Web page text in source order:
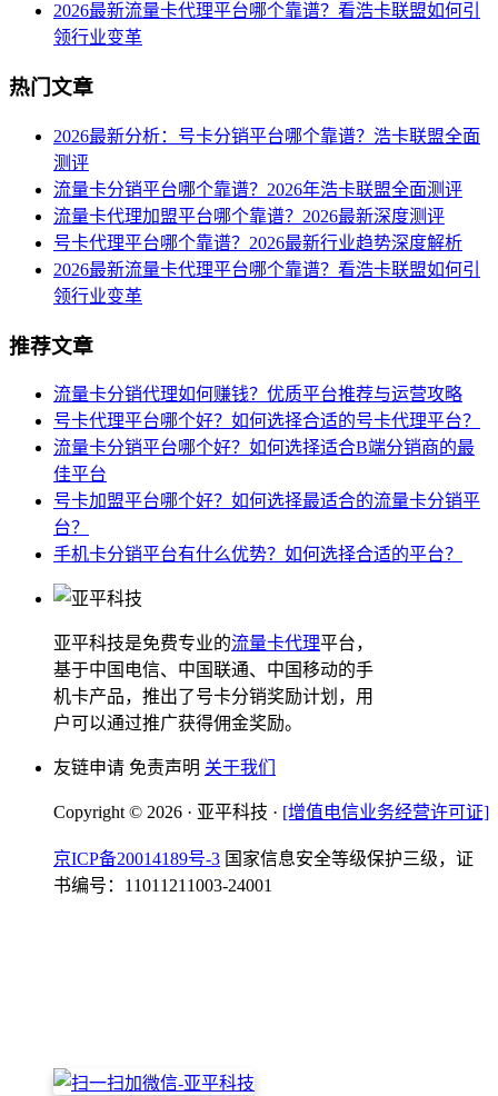
2026最新流量卡代理平台哪个靠谱？看浩卡联盟如何引
领行业变革
热门文章
2026最新分析：号卡分销平台哪个靠谱？浩卡联盟全面
测评
流量卡分销平台哪个靠谱？2026年浩卡联盟全面测评
流量卡代理加盟平台哪个靠谱？2026最新深度测评
号卡代理平台哪个靠谱？2026最新行业趋势深度解析
2026最新流量卡代理平台哪个靠谱？看浩卡联盟如何引
领行业变革
推荐文章
流量卡分销代理如何赚钱？优质平台推荐与运营攻略
号卡代理平台哪个好？如何选择合适的号卡代理平台？
流量卡分销平台哪个好？如何选择适合B端分销商的最
佳平台
号卡加盟平台哪个好？如何选择最适合的流量卡分销平
台？
手机卡分销平台有什么优势？如何选择合适的平台？
亚平科技是免费专业的流量卡代理平台，
基于中国电信、中国联通、中国移动的手
机卡产品，推出了号卡分销奖励计划，用
户可以通过推广获得佣金奖励。
友链申请 免责声明 关于我们
Copyright © 2026 · 亚平科技 · [增值电信业务经营许可证]
京ICP备20014189号-3 国家信息安全等级保护三级，证
书编号：11011211003-24001